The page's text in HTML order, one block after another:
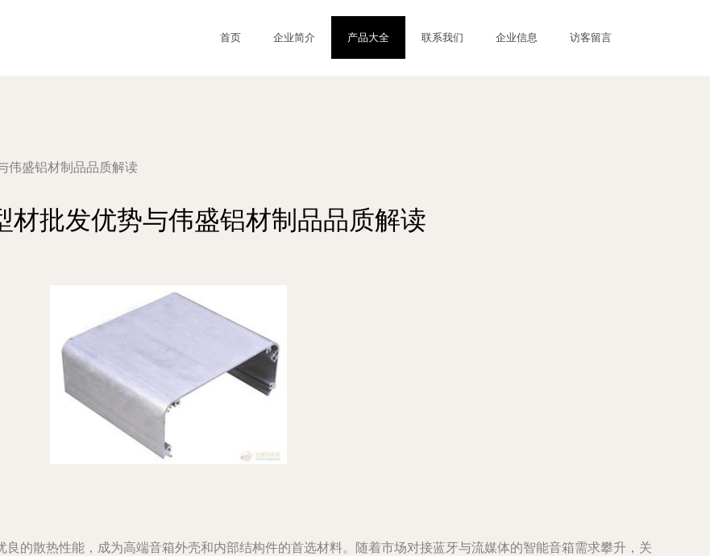
首页 企业简介 产品大全 联系我们 企业信息 访客留言
伟盛铝材制品品质解读
材批发优势与伟盛铝材制品品质解读
的散热性能，成为高端音箱外壳和内部结构件的首选材料。随着市场对接蓝牙与流媒体的智能音箱需求攀升，关